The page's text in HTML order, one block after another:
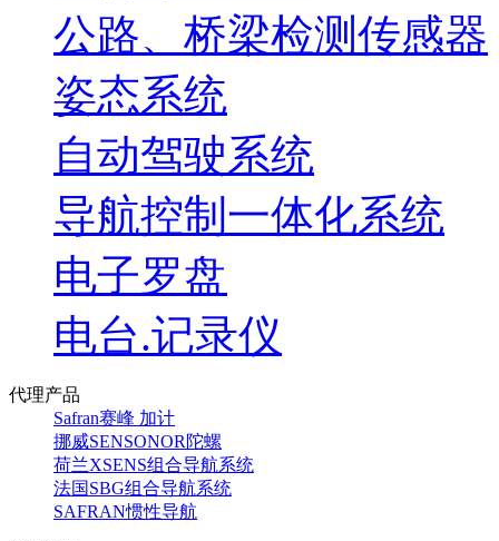
公路、桥梁检测传感器
姿态系统
自动驾驶系统
导航控制一体化系统
电子罗盘
电台.记录仪
代理产品
Safran赛峰 加计
挪威SENSONOR陀螺
荷兰XSENS组合导航系统
法国SBG组合导航系统
SAFRAN惯性导航